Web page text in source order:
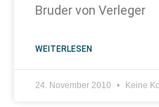
Bruder von Verleger
WEITERLESEN
24. November 2010 Keine